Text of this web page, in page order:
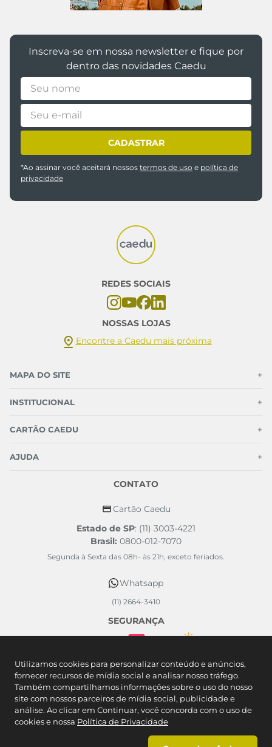
Utilizamos cookies para personalizar conteúdo e anúncios,
fornecer recursos de mídia social e analisar nosso tráfego.
Também compartilhamos informações sobre o uso do nosso
site com nossos parceiros de mídia social, publicidade e
análise. Ao clicar em Continuar, você concorda com o uso de
cookies e nossa Política de Privacidade
Inscreva-se em nossa newsletter e fique por
dentro das novidades Caedu
CADASTRAR
*Ao assinar você aceitará nossos termos de uso e política de
privacidade
REDES SOCIAIS
NOSSAS LOJAS
Encontre a Caedu mais próxima
MAPA DO SITE +
INSTITUCIONAL +
CARTÃO CAEDU +
AJUDA +
CONTATO
Cartão Caedu
Estado de SP: (11) 3003-4221
Brasil: 0800-012-7070
Segunda à Sexta das 08h- às 21h, exceto feriados.
Whatsapp
(11) 2664-3410
SEGURANÇA
FORMAS DE PAGAMENTO